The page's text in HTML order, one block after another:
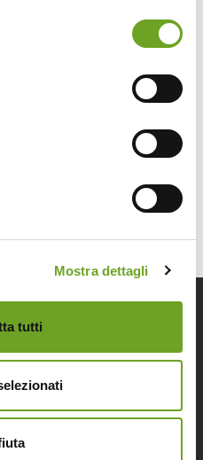
Mostra dettagli
tutti